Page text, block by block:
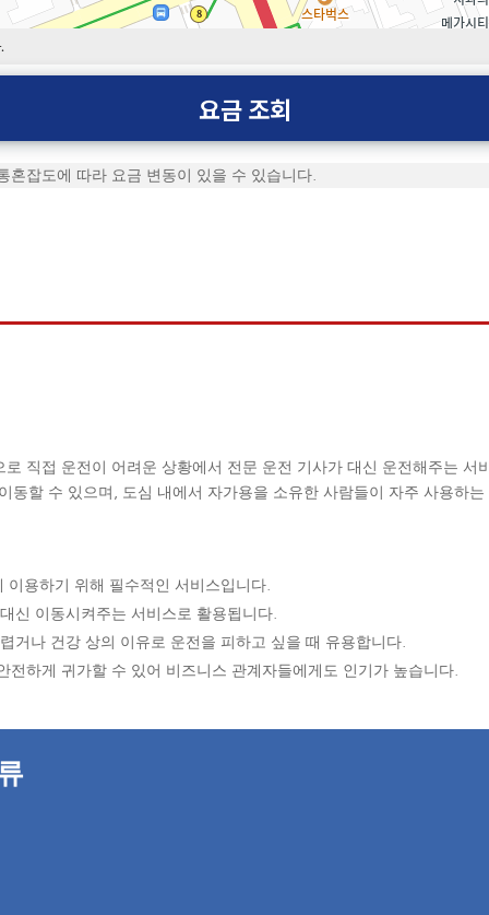
요금 조회
잡도에 따라 요금 변동이 있을 수 있습니다.
직접 운전이 어려운 상황에서 전문 운전 기사가 대신 운전해주는 서
동할 수 있으며, 도심 내에서 자가용을 소유한 사람들이 자주 사용하는
용하기 위해 필수적인 서비스입니다.
신 이동시켜주는 서비스로 활용됩니다.
거나 건강 상의 이유로 운전을 피하고 싶을 때 유용합니다.
하게 귀가할 수 있어 비즈니스 관계자들에게도 인기가 높습니다.